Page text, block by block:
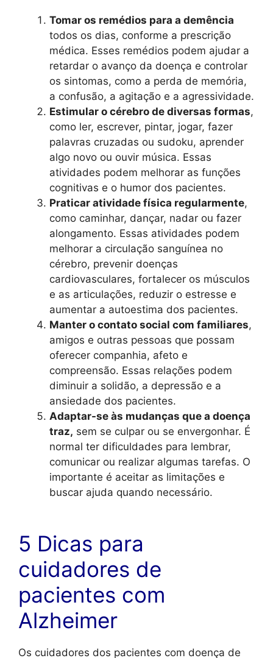
Tomar os remédios para a demência
todos os dias, conforme a prescrição
médica. Esses remédios podem ajudar a
retardar o avanço da doença e controlar
os sintomas, como a perda de memória,
a confusão, a agitação e a agressividade.
Estimular o cérebro de diversas formas,
como ler, escrever, pintar, jogar, fazer
palavras cruzadas ou sudoku, aprender
algo novo ou ouvir música. Essas
atividades podem melhorar as funções
cognitivas e o humor dos pacientes.
Praticar atividade física regularmente,
como caminhar, dançar, nadar ou fazer
alongamento. Essas atividades podem
melhorar a circulação sanguínea no
cérebro, prevenir doenças
cardiovasculares, fortalecer os músculos
e as articulações, reduzir o estresse e
aumentar a autoestima dos pacientes.
Manter o contato social com familiares,
amigos e outras pessoas que possam
oferecer companhia, afeto e
compreensão. Essas relações podem
diminuir a solidão, a depressão e a
ansiedade dos pacientes.
Adaptar-se às mudanças que a doença
traz, sem se culpar ou se envergonhar. É
normal ter dificuldades para lembrar,
comunicar ou realizar algumas tarefas. O
importante é aceitar as limitações e
buscar ajuda quando necessário.
5 Dicas para
cuidadores de
pacientes com
Alzheimer
Os cuidadores dos pacientes com doença de